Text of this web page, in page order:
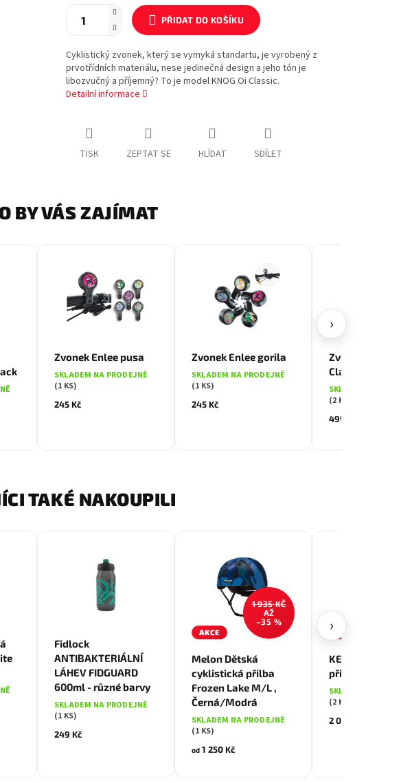
PŘIDAT DO KOŠÍKU
Cyklistický zvonek, který se vymyká standartu, je vyrobený z
prvotřídních materiálu, nese jedinečná design a jeho tón je
libozvučný a příjemný? To je model KNOG Oi Classic.
Detailní informace
TISK ZEPTAT SE HLÍDAT SDÍLET
BY VÁS ZAJÍMAT
Zvonek Enlee pusa
SKLADEM NA PRODEJNĚ
(1 KS)
245 Kč
Zvonek Enlee gorila
SKLADEM NA PRODEJNĚ
(1 KS)
245 Kč
Zvonek KNOG Oi
Classic Large -
SKLADEM NA
(2 KS)
499 Kč
›
TAKÉ NAKOUPILI
Fidlock
ANTIBAKTERIÁLNÍ
LÁHEV FIDGUARD
600ml - různé barvy
SKLADEM NA PRODEJNĚ
(1 KS)
249 Kč
Zelená
Černá Šedá
Oranžnová
AKCE
1 935 KČ
AŽ
–35 %
Melon Dětská
cyklistická přilba
Frozen Lake M/L ,
Černá/Modrá
SKLADEM NA PRODEJNĚ
(1 KS)
od 1 250 Kč
Černá/Modrá
TIP
KENNY
přilba BUDDY
SKLADEM NA
(2 KS)
2 050 Kč
›